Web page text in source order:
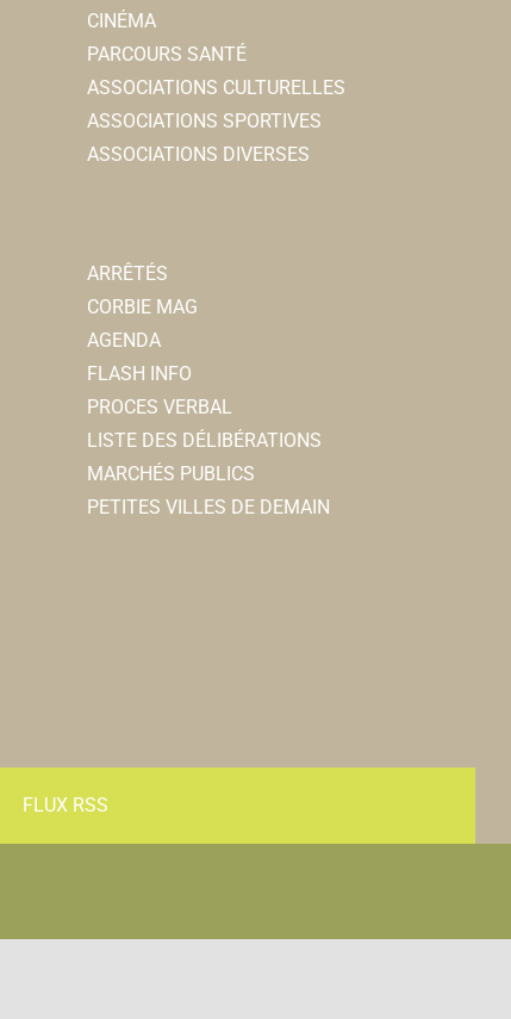
CINÉMA
PARCOURS SANTÉ
ASSOCIATIONS CULTURELLES
ASSOCIATIONS SPORTIVES
ASSOCIATIONS DIVERSES
ARRÊTÉS
CORBIE MAG
AGENDA
FLASH INFO
PROCES VERBAL
LISTE DES DÉLIBÉRATIONS
MARCHÉS PUBLICS
PETITES VILLES DE DEMAIN
FLUX RSS